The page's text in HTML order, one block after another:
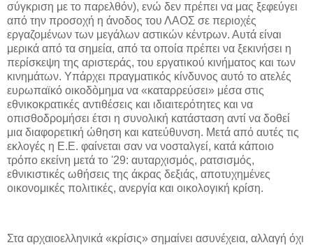
σύγκριση με το παρελθόν), ενώ δεν πρέπει να μας ξεφεύγει
από την προσοχή η άνοδος του ΛΑΟΣ σε περιοχές
εργαζομένων των μεγάλων αστικών κέντρων. Αυτά είναι
μερικά από τα σημεία, από τα οποία πρέπει να ξεκινήσει η
περίσκεψη της αριστεράς, του εργατικού κινήματος και των
κινημάτων. Υπάρχει πραγματικός κίνδυνος αυτό το ατελές
ευρωπαϊκό οικοδòμημα να «καταρρεύσει» μέσα στις
εθνικοκρατικές αντιθέσεις και ιδιαιτερότητες και να
οπισθοδρομήσει έτσι η συνολική κατάσταση αντί να δοθεί
μια διαφορετική ώθηση και κατεύθυνση. Μετά από αυτές τις
εκλογές η Ε.Ε. φαίνεται σαν να νοσταλγεί, κατά κάποιο
τρόπο εκείνη μετά το '29: αυταρχισμός, ρατσισμός,
εθνικιστικές ωθήσεις της άκρας δεξιάς, αποτυχημένες
οικονομικές πολιτικές, ανεργία και οικολογική κρίση.
Στα αρχαιοελληνικά «κρίσις» σημαίνει ασυνέχεια, αλλαγή όχι